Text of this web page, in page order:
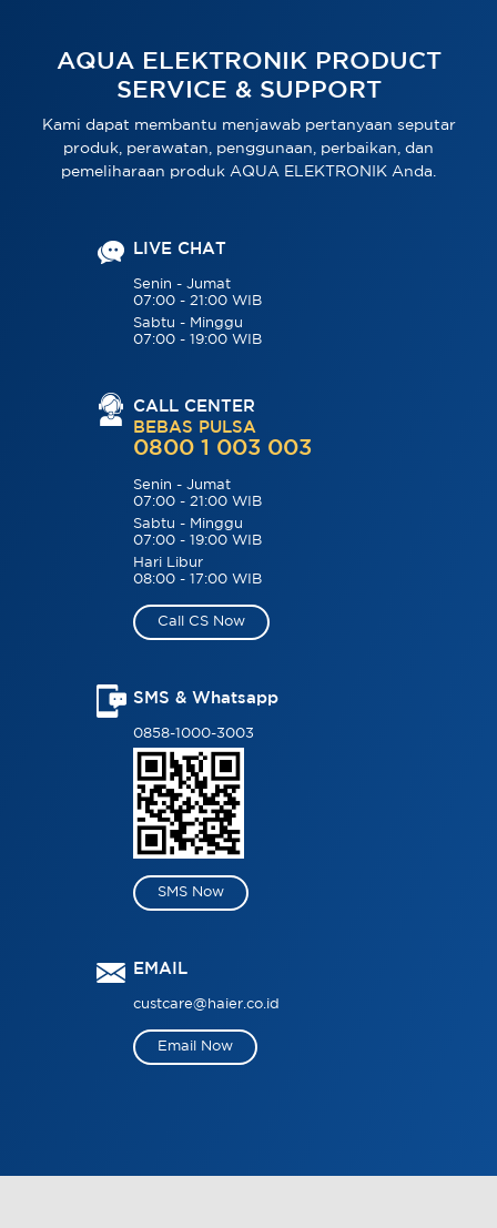
AQUA ELEKTRONIK PRODUCT
SERVICE & SUPPORT
Kami dapat membantu menjawab pertanyaan seputar
produk, perawatan, penggunaan, perbaikan, dan
pemeliharaan produk AQUA ELEKTRONIK Anda.
LIVE CHAT
Senin - Jumat
07:00 - 21:00 WIB
Sabtu - Minggu
07:00 - 19:00 WIB
CALL CENTER
BEBAS PULSA
0800 1 003 003
Senin - Jumat
07:00 - 21:00 WIB
Sabtu - Minggu
07:00 - 19:00 WIB
Hari Libur
08:00 - 17:00 WIB
Call CS Now
SMS & Whatsapp
0858-1000-3003
SMS Now
EMAIL
custcare@haier.co.id
Email Now